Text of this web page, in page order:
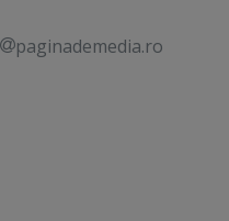
paginademedia.ro